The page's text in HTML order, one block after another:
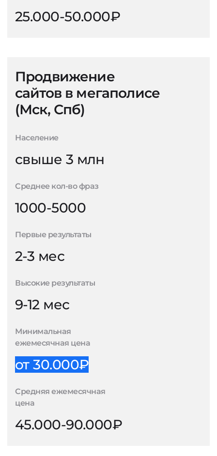
25.000-50.000₽
Продвижение
сайтов в мегаполисе
(Мск, Спб)
Население
свыше 3 млн
Среднее кол-во фраз
1000-5000
Первые результаты
2-3 мес
Высокие результаты
9-12 мес
Минимальная
ежемесячная цена
от 30.000₽
Средняя ежемесячная
цена
45.000-90.000₽